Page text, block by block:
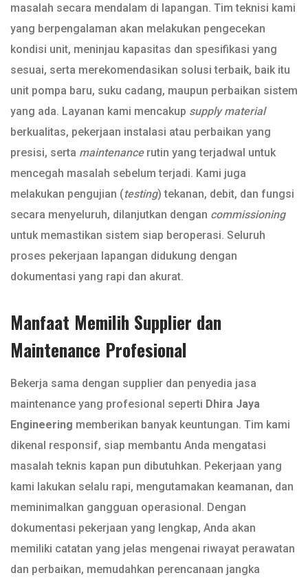
masalah secara mendalam di lapangan. Tim teknisi kami
yang berpengalaman akan melakukan pengecekan
kondisi unit, meninjau kapasitas dan spesifikasi yang
sesuai, serta merekomendasikan solusi terbaik, baik itu
unit pompa baru, suku cadang, maupun perbaikan sistem
yang ada. Layanan kami mencakup supply material
berkualitas, pekerjaan instalasi atau perbaikan yang
presisi, serta maintenancerutin yang terjadwal untuk
mencegah masalah sebelum terjadi. Kami juga
melakukan pengujian (testing) tekanan, debit, dan fungsi
secara menyeluruh, dilanjutkan dengan commissioning
untuk memastikan sistem siap beroperasi. Seluruh
proses pekerjaan lapangan didukung dengan
dokumentasi yang rapi dan akurat.
Manfaat Memilih Supplier dan
Maintenance Profesional
Bekerja sama dengan supplier dan penyedia jasa
maintenance yang profesional seperti Dhira Jaya
Engineering memberikan banyak keuntungan. Tim kami
dikenal responsif, siap membantu Anda mengatasi
masalah teknis kapan pun dibutuhkan. Pekerjaan yang
kami lakukan selalu rapi, mengutamakan keamanan, dan
meminimalkan gangguan operasional. Dengan
dokumentasi pekerjaan yang lengkap, Anda akan
memiliki catatan yang jelas mengenai riwayat perawatan
dan perbaikan, memudahkan perencanaan jangka